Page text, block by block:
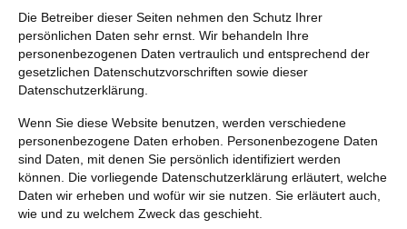
Die Betreiber dieser Seiten nehmen den Schutz Ihrer
persönlichen Daten sehr ernst. Wir behandeln Ihre
personenbezogenen Daten vertraulich und entsprechend der
gesetzlichen Datenschutzvorschriften sowie dieser
Datenschutzerklärung.
Wenn Sie diese Website benutzen, werden verschiedene
personenbezogene Daten erhoben. Personenbezogene Daten
sind Daten, mit denen Sie persönlich identifiziert werden
können. Die vorliegende Datenschutzerklärung erläutert, welche
Daten wir erheben und wofür wir sie nutzen. Sie erläutert auch,
wie und zu welchem Zweck das geschieht.